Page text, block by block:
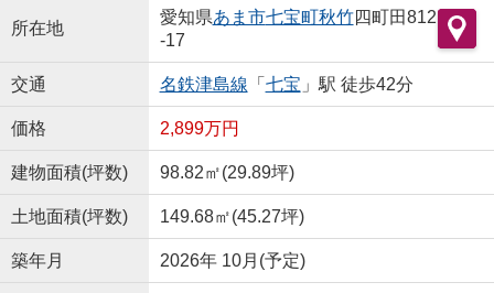
所在地
愛知県あま市七宝町秋竹四町田812
-17
交通 名鉄津島線 「 七宝 」駅 徒歩42分
価格 2,899万円
建物面積(坪数) 98.82㎡(29.89坪)
土地面積(坪数) 149.68㎡(45.27坪)
築年月 2026年 10月(予定)